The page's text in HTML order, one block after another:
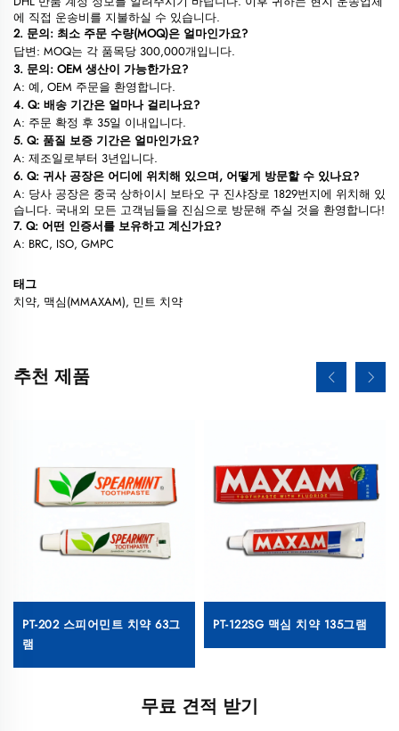
에 직접 운송비를 지불하실 수 있습니다.
2. 문의: 최소 주문 수량(MOQ)은 얼마인가요?
답변: MOQ는 각 품목당 300,000개입니다.
3. 문의: OEM 생산이 가능한가요?
A: 예, OEM 주문을 환영합니다.
4. Q: 배송 기간은 얼마나 걸리나요?
A: 주문 확정 후 35일 이내입니다.
5. Q: 품질 보증 기간은 얼마인가요?
A: 제조일로부터 3년입니다.
6. Q: 귀사 공장은 어디에 위치해 있으며, 어떻게 방문할 수 있나요?
A: 당사 공장은 중국 상하이시 보타오 구 진샤장로 1829번지에 위치해 있
습니다. 국내외 모든 고객님들을 진심으로 방문해 주실 것을 환영합니다!
7. Q: 어떤 인증서를 보유하고 계신가요?
A: BRC, ISO, GMPC
태그
치약, 맥심(MMAXAM), 민트 치약
추천 제품
PT-202 스피어민트 치약 63그
램
PT-122SG 맥심 치약 135그램
무료 견적 받기